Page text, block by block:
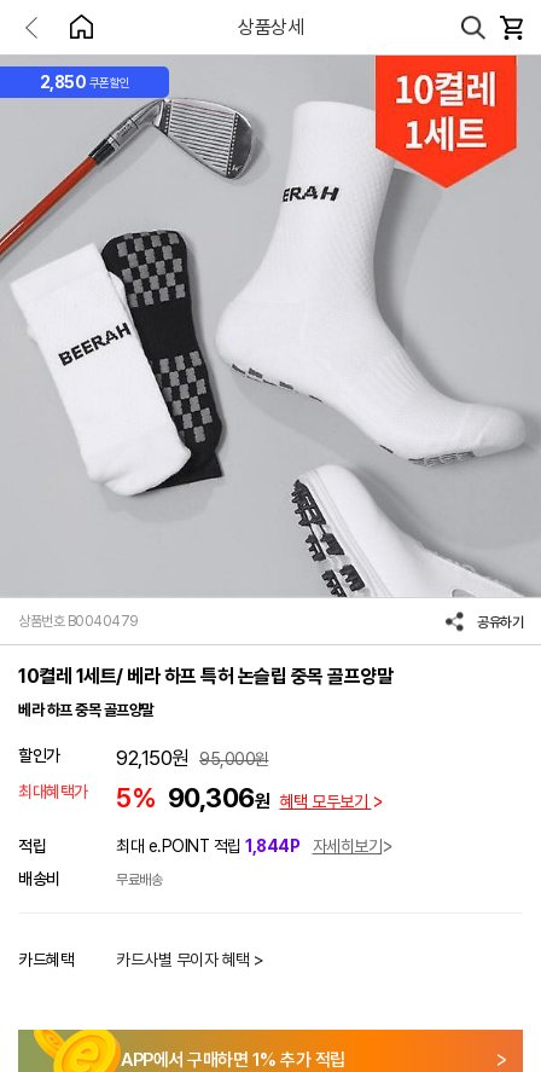
상품상세
2,850 쿠폰할인
상품번호 B0040479 공유하기
10켤레 1세트/ 베라 하프 특허 논슬립 중목 골프양말
베라 하프 중목 골프양말
할인가 92,150원 95,000원
최대혜택가
5% 90,306원 혜택 모두보기
적립 최대 e.POINT 적립 1,844P
자세히보기
배송비
무료배송
카드혜택 카드사별 무이자 혜택 >
APP에서 구매하면 1% 추가 적립